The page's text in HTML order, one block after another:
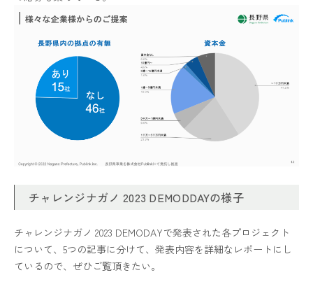
チャレンジナガノ 2023 DEMODDAYの様子
チャレンジナガノ 2023 DEMODAYで発表された各プロジェクト
について、5つの記事に分けて、発表内容を詳細なレポートにし
ているので、ぜひご覧頂きたい。